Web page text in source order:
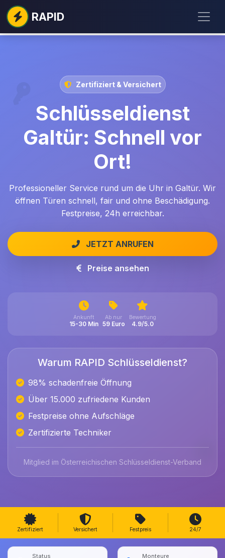
RAPID
Zertifiziert & Versichert
Schlüsseldienst
Galtür: Schnell vor
Ort!
Professioneller Service rund um die Uhr in Galtür. Wir
öffnen Türen schnell, fair und ohne Beschädigung.
Festpreise, 24h erreichbar.
JETZT ANRUFEN
Preise ansehen
Ankunft
15-30 Min
Ab nur
59 Euro
Bewertung
4.9/5.0
Warum RAPID Schlüsseldienst?
98% schadenfreie Öffnung
Über 15.000 zufriedene Kunden
Festpreise ohne Aufschläge
Zertifizierte Techniker
Mitglied im Österreichischen Schlüsseldienst-Verband
Zertifiziert Versichert Festpreis 24/7
Status Monteure